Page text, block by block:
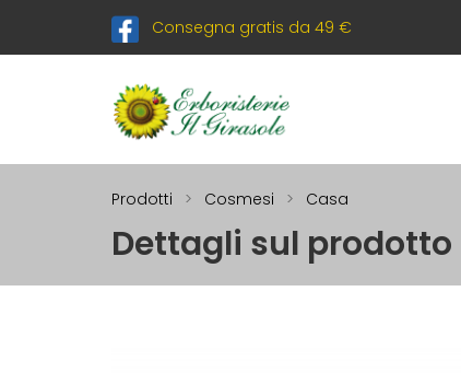
Consegna gratis da 49 €
Prodotti Cosmesi Casa
Dettagli sul prodotto